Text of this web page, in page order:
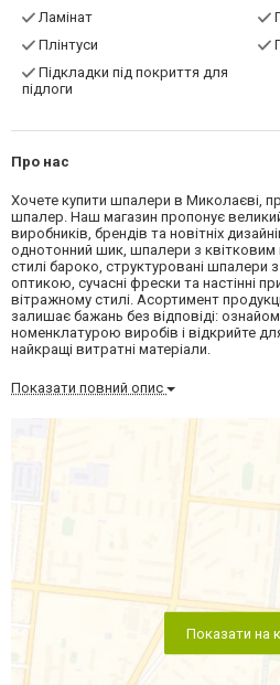
Ламінат
Плінтуси
Підкладки під покриття для
підлоги
Про нас
Хочете купити шпалери в Миколаєві,
шпалер. Наш магазин пропонує
виробників, брендів та новітніх
однотонний шик, шпалери з
стилі бароко, структуровані
оптикою, сучасні фрески та настінні
вітражному стилі. Асортимент
залишає бажань без відповіді:
номенклатурою виробів і відкрийте
найкращі витратні матеріали.
Показати повний опис
Показати на